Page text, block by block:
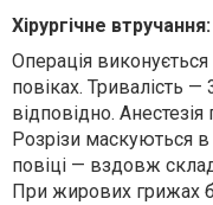
Хірургічне
Операція
повіках. Тривалість
відповідно.
Розрізи маскуються
повіці — вздовж
При жирових грижах